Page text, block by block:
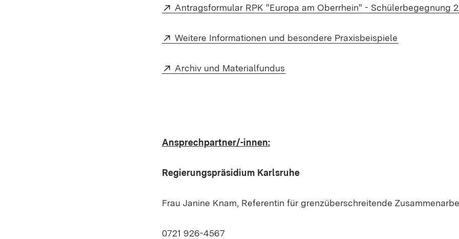
Extern:
Antragsformular RPK "Europa am Oberrhein" - Schülerbegegnung
Extern:
Weitere Informationen und besondere Praxisbeispiele
Extern:
Archiv und Materialfundus
Ansprechpartner/-innen:
Regierungspräsidium Karlsruhe
Frau Janine Knam, Referentin für grenzüberschreitende
0721 926-4567